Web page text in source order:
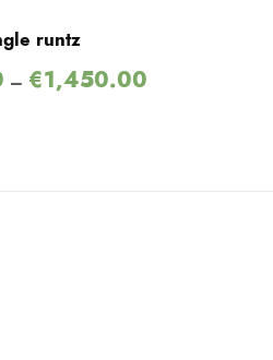
runtz
– €1,450.00